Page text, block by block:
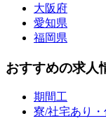
大阪府
愛知県
福岡県
おすすめの求人
期間工
寮/社宅あり